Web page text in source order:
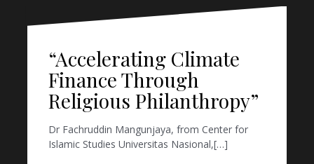
“Accelerating Climate
Finance Through
Religious Philanthropy”
Dr Fachruddin Mangunjaya, from Center for
Islamic Studies Universitas Nasional,[…]